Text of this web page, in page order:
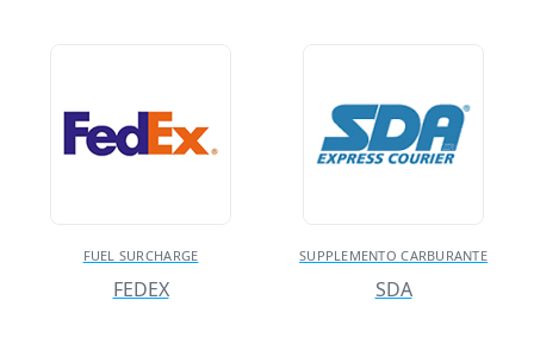
FUEL SURCHARGE
FEDEX
SUPPLEMENTO CARBURANTE
SDA